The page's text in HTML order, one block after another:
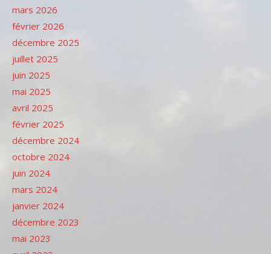
mars 2026
février 2026
décembre 2025
juillet 2025
juin 2025
mai 2025
avril 2025
février 2025
décembre 2024
octobre 2024
juin 2024
mars 2024
janvier 2024
décembre 2023
mai 2023